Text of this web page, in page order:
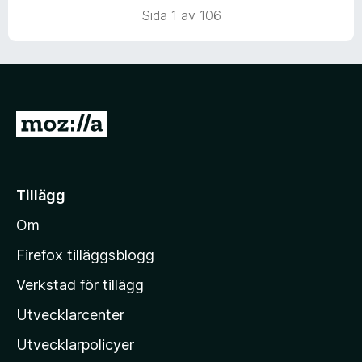
Sida 1 av 106
G
i
l
M
z
i
l
Tillägg
Om
Firefox tilläggsblogg
Verkstad för tillägg
Utvecklarcenter
Utvecklarpolicyer